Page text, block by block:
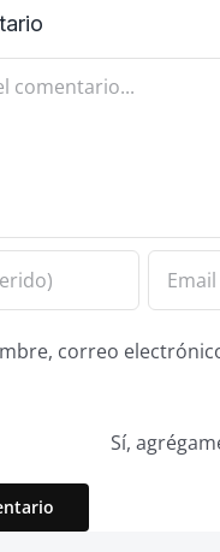
correo
Sí,